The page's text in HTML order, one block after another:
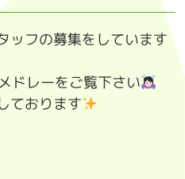
ッフの募集をしています
ドレーをご覧下さい
ております